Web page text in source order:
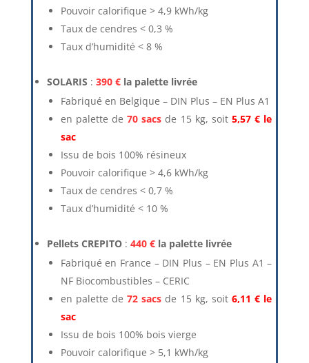
Pouvoir calorifique > 4,9 kWh/kg
Taux de cendres < 0,3 %
Taux d’humidité < 8 %
SOLARIS : 390 €la palette livrée
Fabriqué en Belgique – DIN Plus – EN Plus A1
en palette de70 sacs de 15 kg, soit 5,57 € le
sac
Issu de bois 100% résineux
Pouvoir calorifique > 4,6 kWh/kg
Taux de cendres < 0,7 %
Taux d’humidité < 10 %
Pellets CREPITO : 440 €la palette livrée
Fabriqué en France – DIN Plus – EN Plus A1 –
NF Biocombustibles – CERIC
en palette de72 sacs de 15 kg, soit 6,11 € le
sac
Issu de bois 100% bois vierge
Pouvoir calorifique > 5,1 kWh/kg